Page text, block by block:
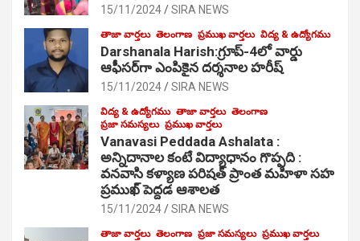
15/11/2024 SIRA NEWS
తాజా వార్తలు తెలంగాణ ప్రముఖ వార్తలు విద్య & ఉద్యోగము
Darshanala Harish:గ్రూప్-4లో వార్డు
ఆఫీసర్‌గా ఎంపికైన దర్శనాల హరీష్
15/11/2024 SIRA NEWS
విద్య & ఉద్యోగము తాజా వార్తలు తెలంగాణ
ప్రజా సమస్యలు ప్రముఖ వార్తలు
Vanavasi Peddada Ashalata :
అన్నిదానాల కంటే విద్యాధానం గొప్పది :
వనవాసి కళ్యాణ పరిషత్ ప్రాంత మహిళా సహ
ప్రముఖ్ పెద్దడ ఆశాలత
15/11/2024 SIRA NEWS
తాజా వార్తలు తెలంగాణ ప్రజా సమస్యలు ప్రముఖ వార్తలు